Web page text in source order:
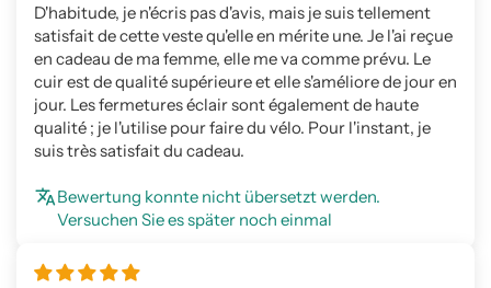
D'habitude, je n'écris pas d'avis, mais je suis tellement
satisfait de cette veste qu'elle en mérite une. Je l'ai reçue
en cadeau de ma femme, elle me va comme prévu. Le
cuir est de qualité supérieure et elle s'améliore de jour en
jour. Les fermetures éclair sont également de haute
qualité ; je l'utilise pour faire du vélo. Pour l'instant, je
suis très satisfait du cadeau.
Bewertung konnte nicht übersetzt werden.
Versuchen Sie es später noch einmal